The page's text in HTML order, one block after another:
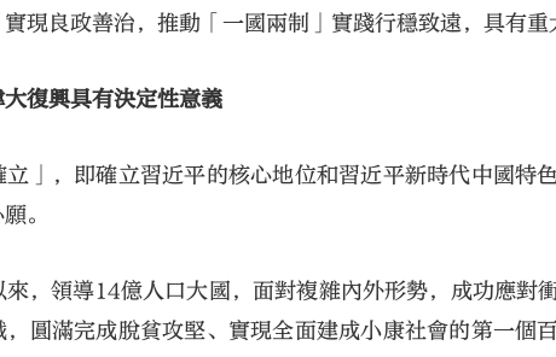
現良政善治，推動「一國兩制」實踐行穩致遠，具有重
大復興具有決定性意義
」，即確立習近平的核心地位和習近平新時代中國特
。
，領導14億人口大國，面對複雜內外形勢，成功應對
，圓滿完成脫貧攻堅、實現全面建成小康社會的第一個